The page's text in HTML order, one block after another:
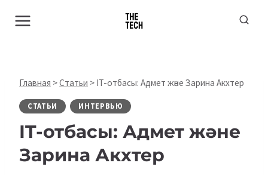
Главная >Статьи > IT-отбасы: Адмет және Зарина Акхтер
СТАТЬИ ИНТЕРВЬЮ
IT-отбасы: Адмет және
Зарина Акхтер